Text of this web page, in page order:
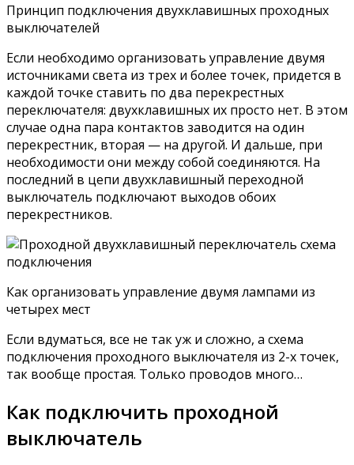
Принцип подключения двухклавишных проходных
выключателей
Если необходимо организовать управление двумя
источниками света из трех и более точек, придется в
каждой точке ставить по два перекрестных
переключателя: двухклавишных их просто нет. В этом
случае одна пара контактов заводится на один
перекрестник, вторая — на другой. И дальше, при
необходимости они между собой соединяются. На
последний в цепи двухклавишный переходной
выключатель подключают выходов обоих
перекрестников.
Как организовать управление двумя лампами из
четырех мест
Если вдуматься, все не так уж и сложно, а схема
подключения проходного выключателя из 2-х точек,
так вообще простая. Только проводов много…
Как подключить проходной
выключатель